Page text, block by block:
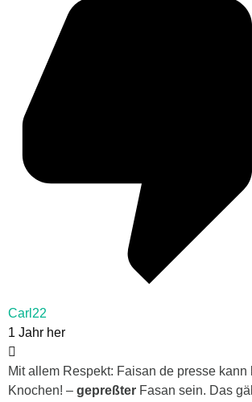
Carl22
1 Jahr her
Mit allem Respekt: Faisan de presse kann
Knochen! – gepreßter Fasan sein. Das